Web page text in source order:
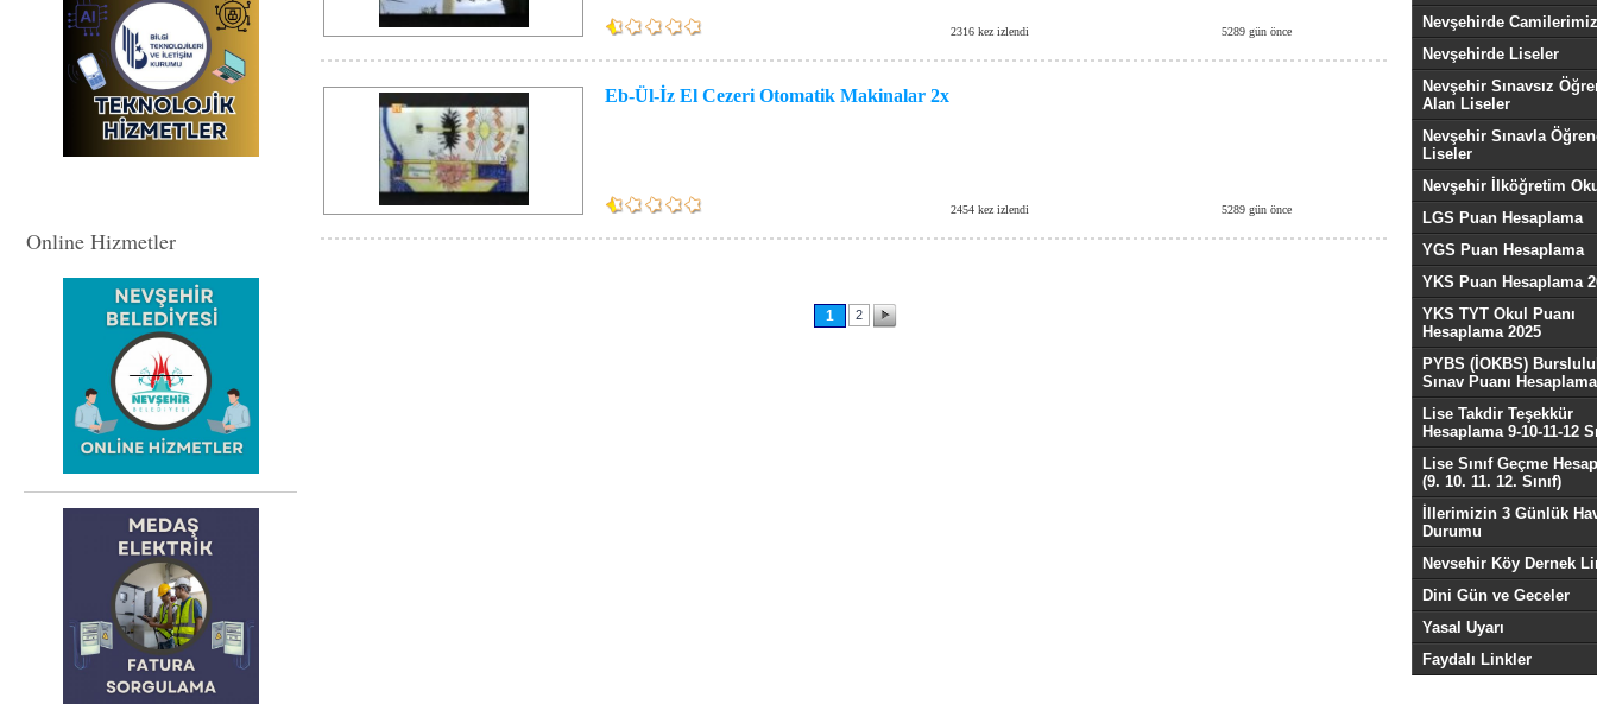
Online Hizmetler
2316 kez izlendi 5289 gün önce
Eb-Ül-İz El Cezeri Otomatik Makinalar 2x
2454 kez izlendi 5289 gün önce
1 2
Nevşehirde Camilerimiz
Nevşehirde Liseler
Nevşehir Sınavsız
Alan Liseler
Nevşehir Sınavla
Liseler
Nevşehir İlköğretim
LGS Puan Hesaplama
YGS Puan Hesaplama
YKS Puan Hesaplama
YKS TYT Okul Puanı
Hesaplama 2025
PYBS (İOKBS)
Sınav Puanı Hesaplama
Lise Takdir Teşekkür
Hesaplama 9-10-11-12
Lise Sınıf Geçme
(9. 10. 11. 12. Sınıf)
İllerimizin 3 Günlük
Durumu
Nevsehir Köy Dernek
Dini Gün ve Geceler
Yasal Uyarı
Faydalı Linkler